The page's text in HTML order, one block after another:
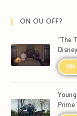
ON OU OFF?
“The
ON